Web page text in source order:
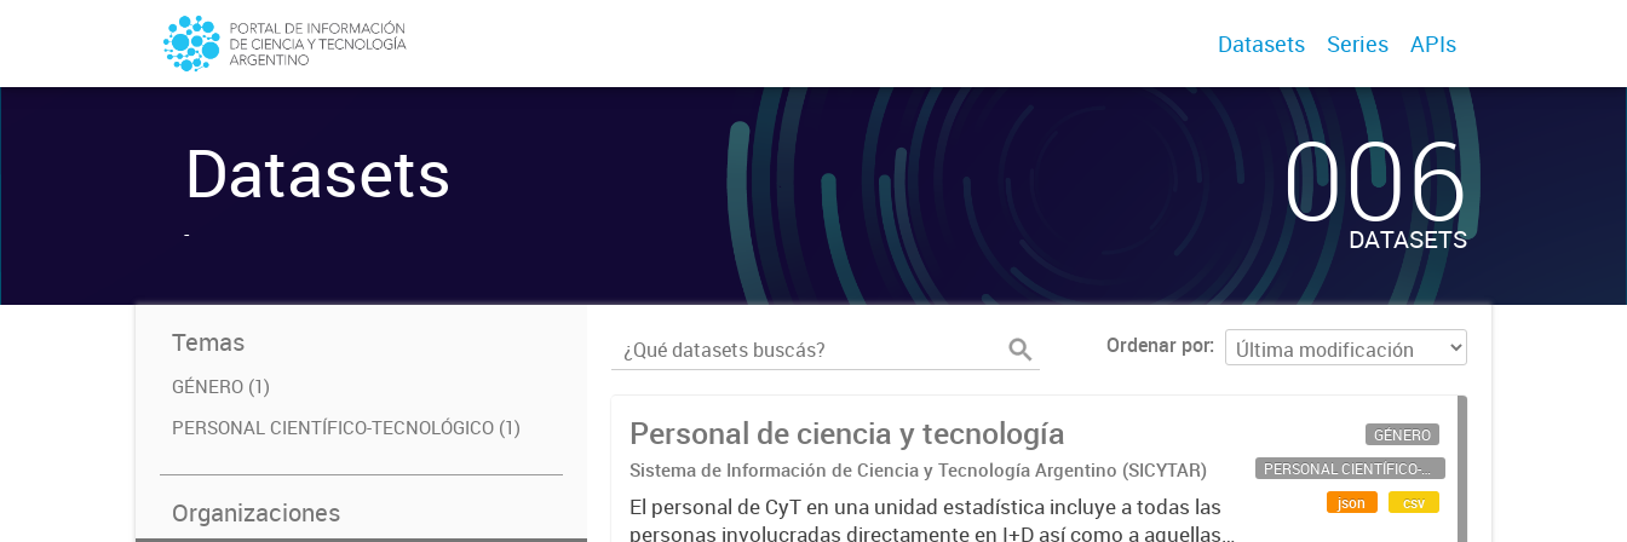
Datasets Series APIs
Datasets
- 006
DATASETS
Temas
GÉNERO (1)
PERSONAL CIENTÍFICO-TECNOLÓGICO (1)
Organizaciones
Ordenar por
Personal de ciencia y tecnología
Sistema de Información de Ciencia y Tecnología Argentino (SICYTAR)
El personal de CyT en una unidad estadística incluye a todas las
personas involucradas directamente en I+D así como a aquellas
GÉNERO
PERSONAL CIENTÍFICO-TECNOLÓGICO
json
csv